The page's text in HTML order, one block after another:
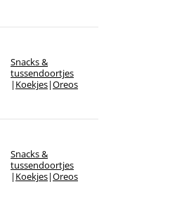
Snacks &
tussendoortjes
| Koekjes|Oreos
Snacks &
tussendoortjes
| Koekjes|Oreos